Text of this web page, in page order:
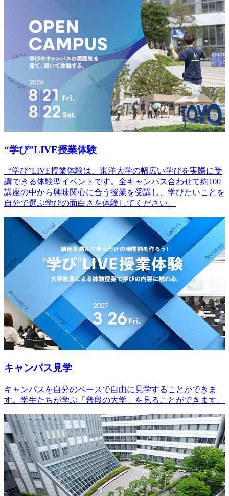
“学び”LIVE授業体験
“学び”LIVE授業体験は、東洋大学の幅広い学びを実際に受
講できる体験型イベントです。全キャンパス合わせて約100
講座の中から興味関心に合う授業を受講し、学びたいことを
自分で選ぶ学びの面白さを体験してください。
キャンパス見学
キャンパスを自分のペースで自由に見学することができま
す。学生たちが学ぶ「普段の大学」を見ることができます。